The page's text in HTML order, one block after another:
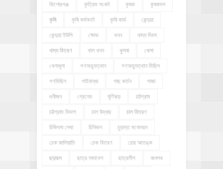
কিশোরগঞ্জ কৃত্রিম সংকট কৃষক কৃষকদল
কৃষি কৃষি কর্মকর্তা কৃষি কার্ড কেন্দুয়া
কেন্দুয়া ইউপি ক্ষোভ খনন খাদ্য দিবস
খাদ্য বিতরণ খাল খনন খুলনা খেলা
খেলাধূলা গণঅভ্যুত্থান গণঅভ্যুত্থান মিছিল
গণমিছিল গাইবান্ধা গাছ কর্তন গাজা
গুনীজন গ্রেনেড ঘূর্ণিঝড় চট্টগ্রাম
চট্টগ্রাম বিভাগ চাল উদ্ধার চাল বিতরণ
চিকিৎসা সেবা চিনিকল চুড়ান্ত মনোনয়ন
চেক জালিয়াতি চেক বিতরণ চোর আতঙ্ক
ছড়ারস ছাত্র সমাবেশ ছাত্রলীগ জনপথ